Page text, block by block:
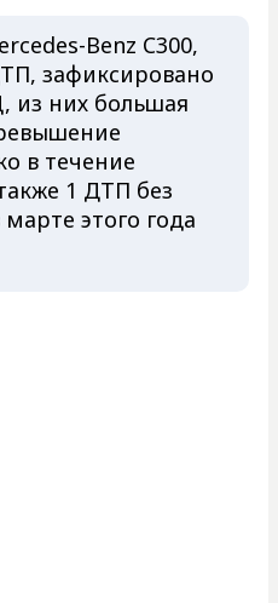
Benz C300,
зафиксировано
из них большая
в течение
1 ДТП без
этого года